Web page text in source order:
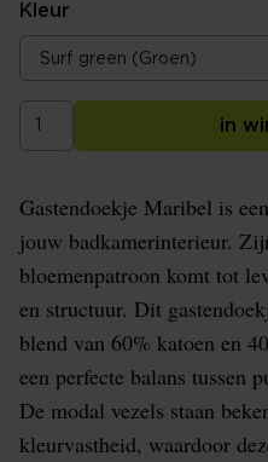
Kleur
in
Gastendoekje Maribel is
jouw badkamerinterieur.
bloemenpatroon komt tot
en structuur. Dit
blend van 60% katoen en
een perfecte balans tussen
De modal vezels staan
kleurvastheid, waardoor